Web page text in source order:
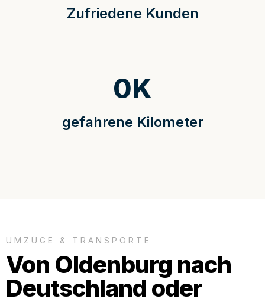
Zufriedene Kunden
gefahrene Kilometer
0K
UMZÜGE & TRANSPORTE
Von Oldenburg nach
Deutschland oder